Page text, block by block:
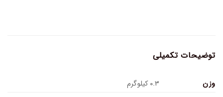
توضیحات تکمیلی
وزن
۰.۳ کیلوگرم